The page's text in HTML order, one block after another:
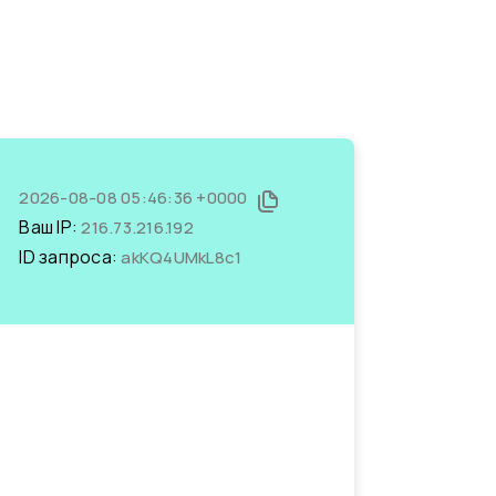
2026-08-08 05:46:36 +0000
Ваш IP:216.73.216.192
ID запроса:akKQ4UMkL8c1